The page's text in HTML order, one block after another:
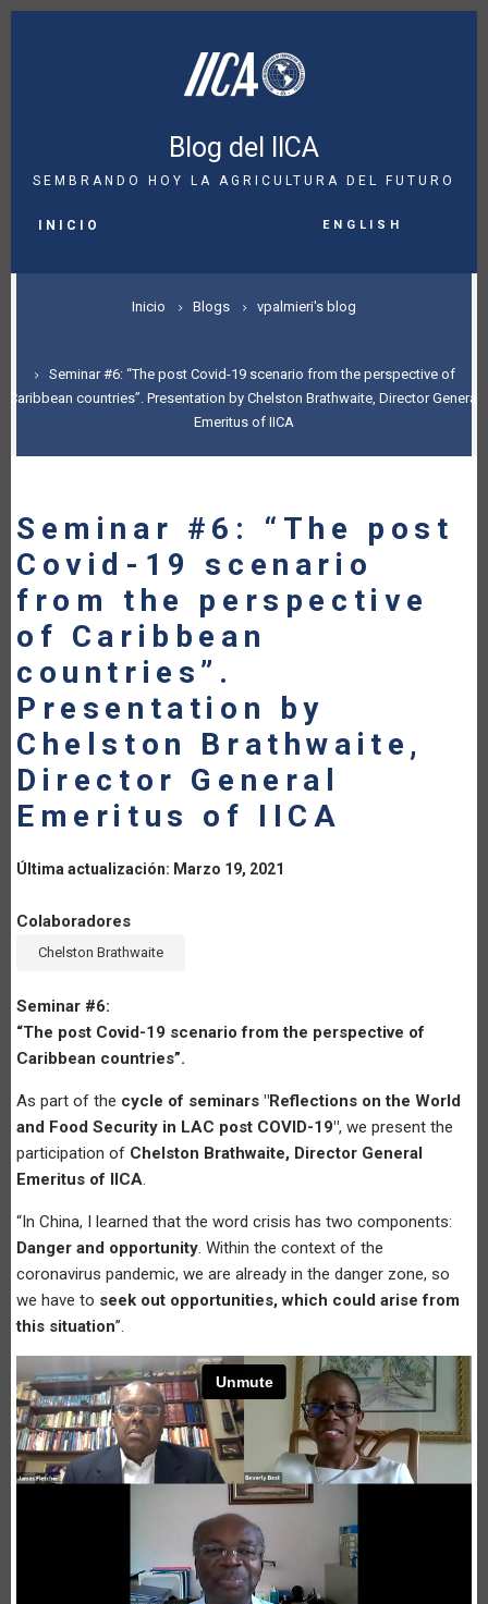
Pasar
Blog del IICA
SEMBRANDO HOY LA AGRICULTURA DEL FUTURO
NAVIGATION
INICIO English
SOBRESCRIBIR
DE
LA
NAVEGACIÓN
Inicio Blogs vpalmieri's blog
Seminar #6: “The post Covid-19 scenario from the perspective of
Caribbean countries”. Presentation by Chelston Brathwaite, Director General
Emeritus of IICA
Seminar #6: “The post
Covid-19 scenario
from the perspective
of Caribbean
countries”.
Presentation by
Chelston Brathwaite,
Director General
Emeritus of IICA
Última actualización: Marzo 19, 2021
Colaboradores
Chelston Brathwaite
Seminar #6:
“The post Covid-19 scenario from the perspective of
Caribbean countries”.
As part of the cycle of seminars "Reflections on the World
and Food Security in LAC post COVID-19", we present the
participation of Chelston Brathwaite, Director General
Emeritus of IICA.
“In China, I learned that the word crisis has two components:
Danger and opportunity. Within the context of the
coronavirus pandemic, we are already in the danger zone, so
we have to seek out opportunities, which could arise from
this situation”.